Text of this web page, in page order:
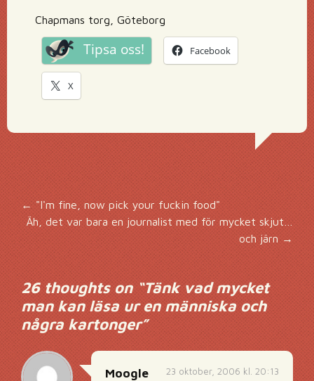
Chapmans torg, Göteborg
Tipsa oss! Facebook
X
Inläggsnavigering
←"I'm fine, now pick your fuckin food"
Äh, det var bara en journalist med för mycket skjut…
och järn→
26 thoughts on “Tänk vad mycket
man kan läsa ur en människa och
några kartonger”
23 oktober, 2006 kl. 20:13
Moogle